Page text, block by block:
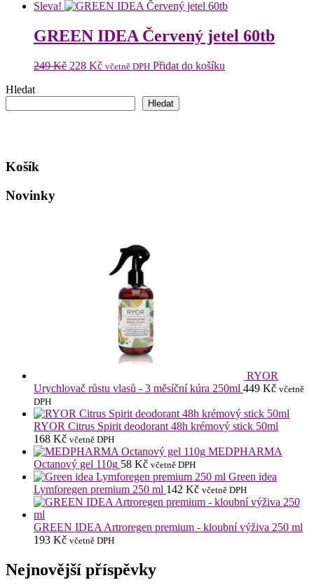
Sleva!
GREEN IDEA Červený jetel 60tb
249Kč Původní
228 KčAktuální
včetně DPH Přidat do košíku
Hledat
Hledat
Košík
Novinky
RYOR
Urychlovač růstu vlasů - 3 měsíční kúra 250ml 449 Kč včetně
DPH
RYOR Citrus Spirit deodorant 48h krémový stick 50ml
168 Kč včetně DPH
MEDPHARMA
Octanový gel 110g 58 Kč včetně DPH
Green idea
Lymforegen premium 250 ml 142 Kč včetně DPH
GREEN IDEA Artroregen premium - kloubní výživa 250 ml
193 Kč včetně DPH
Nejnovější příspěvky